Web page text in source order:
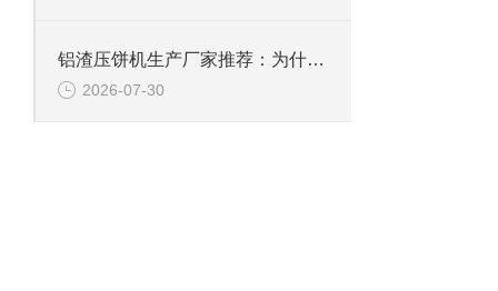
铝渣压饼机生产厂家推荐：为什么恩派特是值得信赖的选择？
2026-07-30